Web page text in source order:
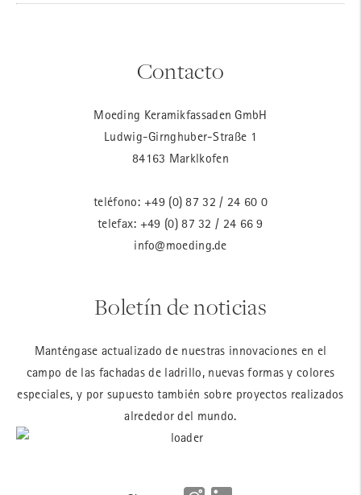
Contacto
Moeding Keramikfassaden GmbH
Ludwig-Girnghuber-Straße 1
84163 Marklkofen
teléfono: +49 (0) 87 32 / 24 60 0
telefax: +49 (0) 87 32 / 24 66 9
info@moeding.de
Boletín de noticias
Manténgase actualizado de nuestras innovaciones en el
campo de las fachadas de ladrillo, nuevas formas y colores
especiales, y por supuesto también sobre proyectos realizados
alrededor del mundo.